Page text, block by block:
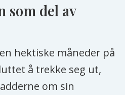
som del av
hektiske måneder på
å trekke seg ut,
om sin